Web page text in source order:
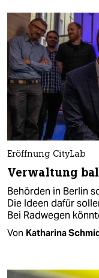
Eröffnung CityLab
Verwaltung
Behörden in Berlin
Die Ideen dafür
Bei Radwegen
Von Katharina